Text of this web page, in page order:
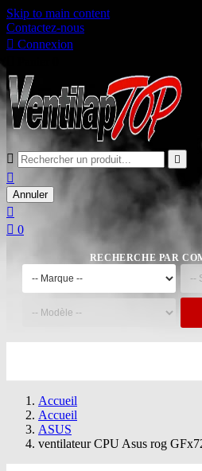
Skip to main content
Contactez-nous
 Connexion
 

Annuler

 0
RECHERCHE PAR
Accueil
Accueil
ASUS
ventilateur CPU Asus rog